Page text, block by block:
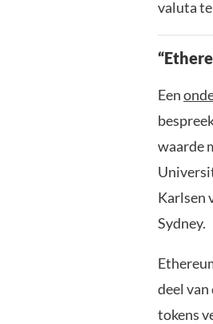
valuta
Een
waarde
Karlsen
Sydney.
deel
tokens